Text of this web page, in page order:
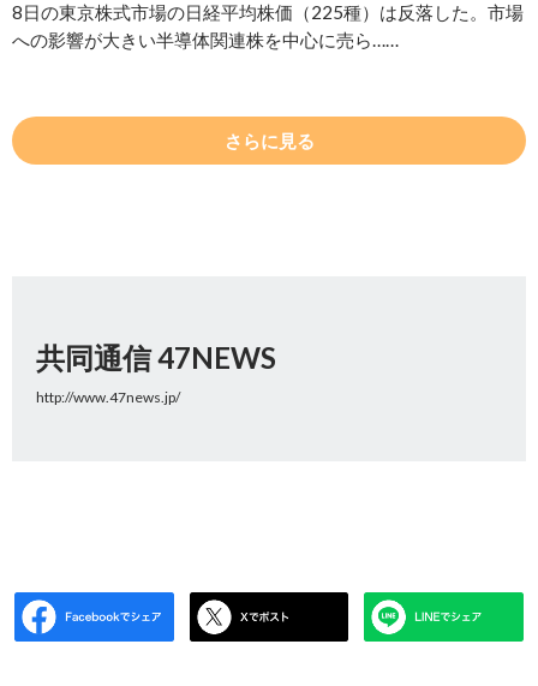
8日の東京株式市場の日経平均株価（225種）は反落した。市場
への影響が大きい半導体関連株を中心に売ら……
さらに見る
共同通信 47NEWS
http://www.47news.jp/